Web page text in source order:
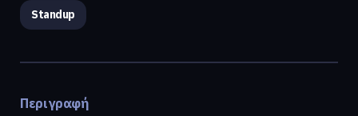
Standup
Περιγραφή